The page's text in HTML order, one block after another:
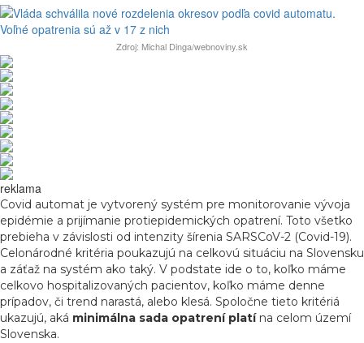
Zdroj: Michal Dinga/webnoviny.sk
reklama
Covid automat je vytvorený systém pre monitorovanie vývoja
epidémie a prijímanie protiepidemických opatrení. Toto všetko
prebieha v závislosti od intenzity šírenia SARSCoV-2 (Covid-19).
Celonárodné kritéria poukazujú na celkovú situáciu na Slovensku
a záťaž na systém ako taký. V podstate ide o to, koľko máme
celkovo hospitalizovaných pacientov, koľko máme denne
prípadov, či trend narastá, alebo klesá. Spoločne tieto kritériá
ukazujú, aká minimálna sada opatrení platína celom území
Slovenska.